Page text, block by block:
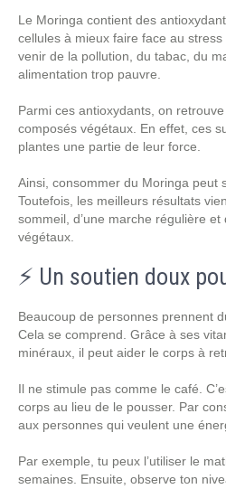
Le Moringa contient des
cellules à mieux faire face au
venir de la pollution, du tabac, du
alimentation trop pauvre.
Parmi ces antioxydants, on
composés végétaux. En effet, ces
plantes une partie de leur force.
Ainsi, consommer du Moringa peut
Toutefois, les meilleurs résultats
sommeil, d’une marche régulière et
végétaux.
⚡ Un soutien doux
Beaucoup de personnes prennent
Cela se comprend. Grâce à ses
minéraux, il peut aider le corps à
Il ne stimule pas comme le café.
corps au lieu de le pousser. Par
aux personnes qui veulent une
Par exemple, tu peux l’utiliser le
semaines. Ensuite, observe ton